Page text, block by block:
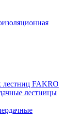
лестниц FAKRO
лестницы